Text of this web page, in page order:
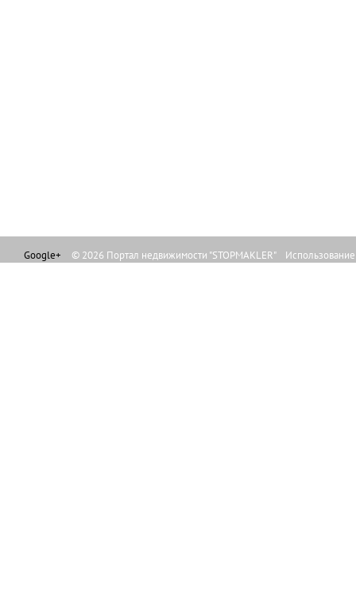
Google+ © 2026 Портал недвижимости "STOPMAKLER"